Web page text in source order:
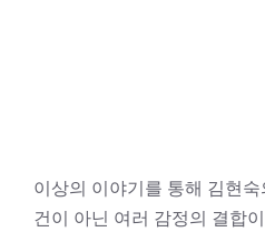
이상의 이야기를 통해 김현
건이 아닌 여러 감정의 결합